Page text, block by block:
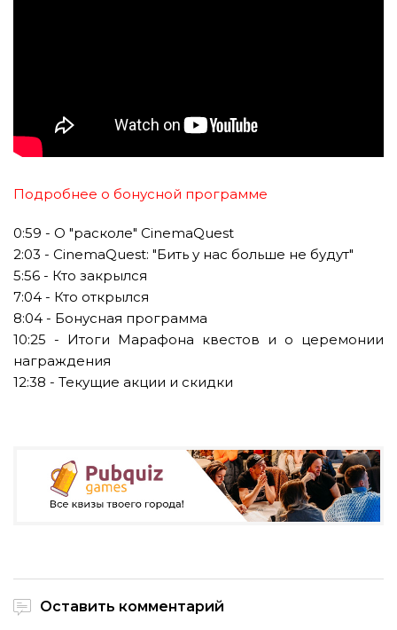
Подробнее о бонусной программе
0:59 - О "расколе" CinemaQuest
2:03 - CinemaQuest: "Бить у нас больше не будут"
5:56 - Кто закрылся
7:04 - Кто открылся
8:04 - Бонусная программа
10:25 - Итоги Марафона квестов и о церемонии
награждения
12:38 - Текущие акции и скидки
Оставить комментарий